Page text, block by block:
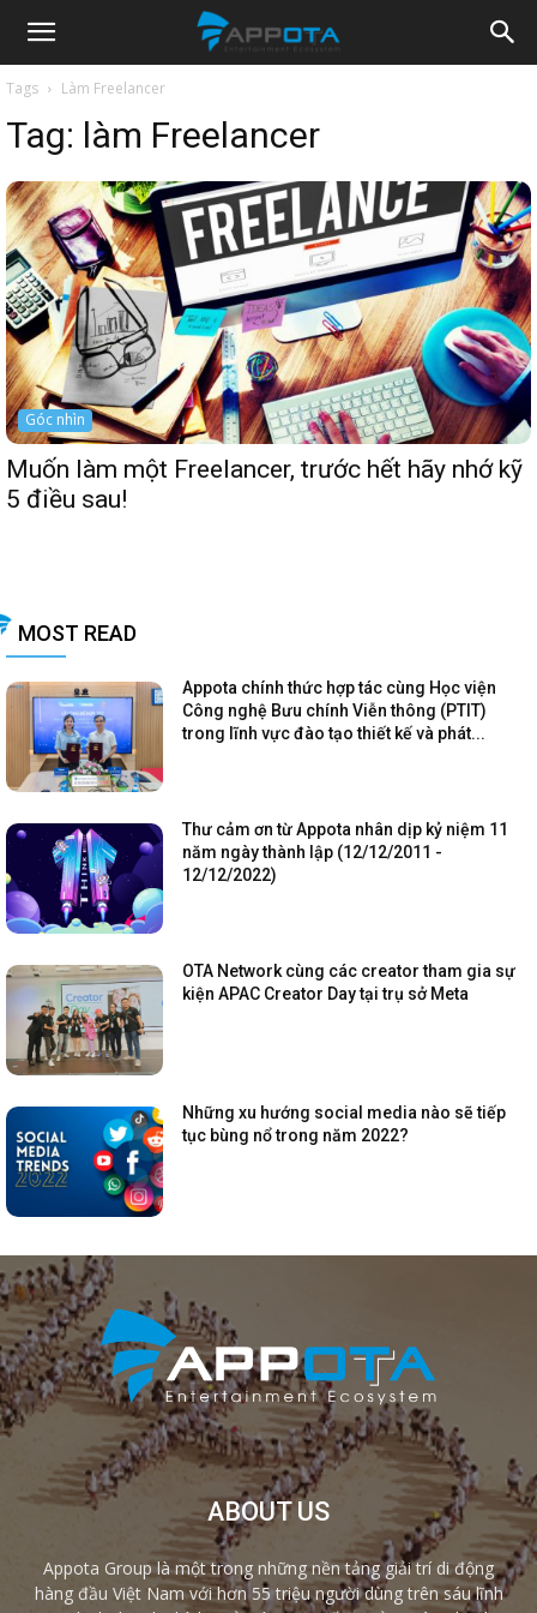
Appota
News
Tags Làm Freelancer
Tag: làm Freelancer
Góc nhìn
Muốn làm một Freelancer, trước hết hãy nhớ kỹ
5 điều sau!
MOST READ
Appota chính thức hợp tác cùng Học viện
Công nghệ Bưu chính Viễn thông (PTIT)
trong lĩnh vực đào tạo thiết kế và phát...
Thư cảm ơn từ Appota nhân dịp kỷ niệm 11
năm ngày thành lập (12/12/2011 -
12/12/2022)
OTA Network cùng các creator tham gia sự
kiện APAC Creator Day tại trụ sở Meta
Những xu hướng social media nào sẽ tiếp
tục bùng nổ trong năm 2022?
ABOUT US
Appota Group là một trong những nền tảng giải trí di động
hàng đầu Việt Nam với hơn 55 triệu người dùng trên sáu lĩnh